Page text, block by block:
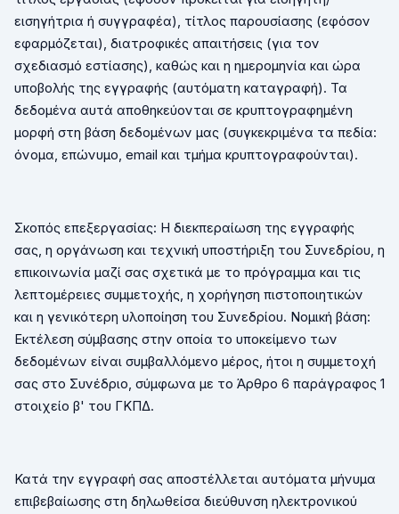
εισηγήτρια ή συγγραφέα), τίτλος παρουσίασης (εφόσον
εφαρμόζεται), διατροφικές απαιτήσεις (για τον
σχεδιασμό εστίασης), καθώς και η ημερομηνία και ώρα
υποβολής της εγγραφής (αυτόματη καταγραφή). Τα
δεδομένα αυτά αποθηκεύονται σε κρυπτογραφημένη
μορφή στη βάση δεδομένων μας (συγκεκριμένα τα πεδία:
όνομα, επώνυμο, email και τμήμα κρυπτογραφούνται).
Σκοπός επεξεργασίας: Η διεκπεραίωση της εγγραφής
σας, η οργάνωση και τεχνική υποστήριξη του Συνεδρίου, η
επικοινωνία μαζί σας σχετικά με το πρόγραμμα και τις
λεπτομέρειες συμμετοχής, η χορήγηση πιστοποιητικών
και η γενικότερη υλοποίηση του Συνεδρίου. Νομική βάση:
Εκτέλεση σύμβασης στην οποία το υποκείμενο των
δεδομένων είναι συμβαλλόμενο μέρος, ήτοι η συμμετοχή
σας στο Συνέδριο, σύμφωνα με το Άρθρο 6 παράγραφος 1
στοιχείο β' του ΓΚΠΔ.
Κατά την εγγραφή σας αποστέλλεται αυτόματα μήνυμα
επιβεβαίωσης στη δηλωθείσα διεύθυνση ηλεκτρονικού